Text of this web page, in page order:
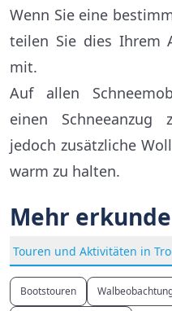
Wenn Sie eine
teilen Sie dies Ihrem
mit.
Auf allen
einen
jedoch zusätzliche
warm zu halten.
Mehr
Touren und Aktivitäten in
Bootstouren